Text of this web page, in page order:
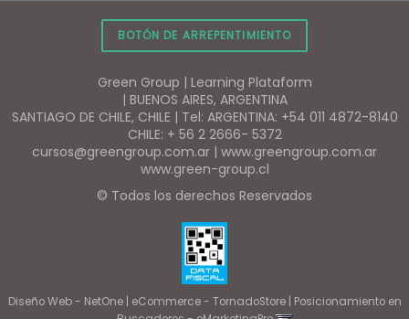
BOTÓN DE ARREPENTIMIENTO
Green Group | Learning Plataform
| BUENOS AIRES, ARGENTINA
SANTIAGO DE CHILE, CHILE | Tel: ARGENTINA: +54 011 4872-8140
CHILE: + 56 2 2666- 5372
cursos@greengroup.com.ar | www.greengroup.com.ar
www.green-group.cl
© Todos los derechos Reservados
Diseño Web - NetOne| eCommerce - TornadoStore| Posicionamiento en